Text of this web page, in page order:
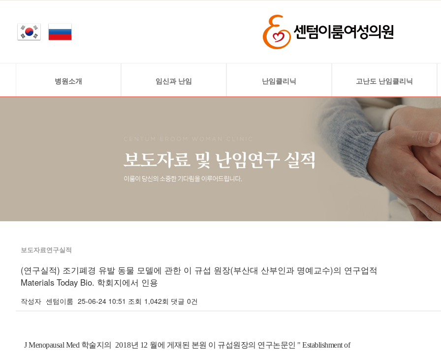
병원소개 임신과 난임 난임클리닉 고난도 난임클리닉
시험관 아기
난소기능 저하 및 고령 난임
자궁 기형 및 착상 문제
자궁선근증
자궁내막 혈소판 풍부
혈장 주입술(PRP)
착상 전 배아 유전검사(PGT)
보도자료연구실적
(연구실적) 조기폐경 유발 동물 모델에 관한 이 규섭 원장(부산대 산부인과 명예교수)의 연구업적
Materials Today Bio. 학회지에서 인용
작성자 센텀이룸 25-06-24 10:51 조회 1,042회 댓글 0건
J Menopausal Med 학술지의 2018년 12 월에 게재된 본원 이 규섭원장의 연구논문인 " Establishment of